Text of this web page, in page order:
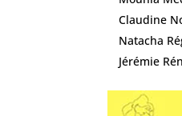
Claudine
Natacha
Jérémie